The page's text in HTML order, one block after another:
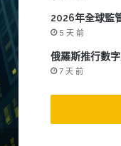
強
2026年全球監
5 天 前
俄羅斯推行數
7 天 前